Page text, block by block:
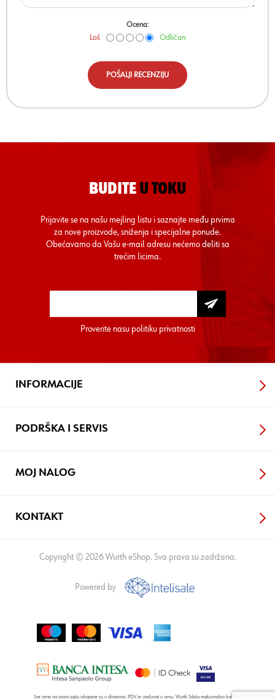
Ocena:
Loš Odličan
POŠALJI RECENZIJU
BUDITE U TOKU
Prijavite se na našu mejling listu i saznajte među prvima
za nove proizvode, sniženja i specijalne ponude.
Obećavamo da Vašu e-mail adresu nećemo deliti sa
trećim licima.
Proverite nasu politiku privatnosti
INFORMACIJE
PODRŠKA I SERVIS
MOJ NALOG
KONTAKT
Copyright © 2026 Wurth eShop. Sva prava su zadržana.
Powered by
Sve cene na ovom sajtu iskazane su u dinarima. PDV je uračunat u cenu. Wurth Srbija maksimalno koristi